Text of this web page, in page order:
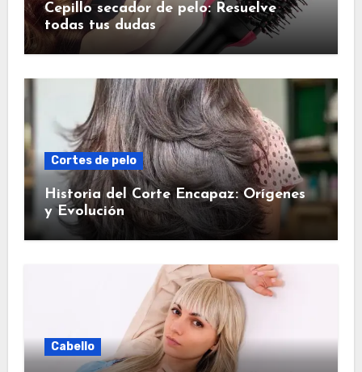
Cepillo secador de pelo: Resuelve
todas tus dudas
Cortes de pelo
Historia del Corte Encapaz: Orígenes
y Evolución
Cabello